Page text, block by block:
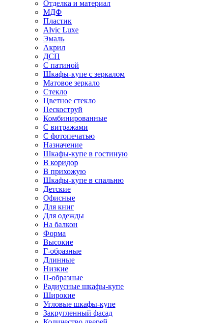
Отделка и материал
МДФ
Пластик
Alvic Luxe
Эмаль
Акрил
ДСП
С патиной
Шкафы-купе с зеркалом
Матовое зеркало
Стекло
Цветное стекло
Пескоструй
Комбинированные
С витражами
С фотопечатью
Назначение
Шкафы-купе в гостиную
В коридор
В прихожую
Шкафы-купе в спальню
Детские
Офисные
Для книг
Для одежды
На балкон
Форма
Высокие
Г-образные
Длинные
Низкие
П-образные
Радиусные шкафы-купе
Широкие
Угловые шкафы-купе
Закругленный фасад